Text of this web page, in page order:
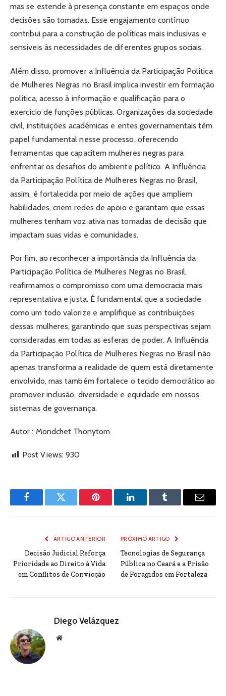
mas se estende à presença constante em espaços onde
decisões são tomadas. Esse engajamento contínuo
contribui para a construção de políticas mais inclusivas e
sensíveis às necessidades de diferentes grupos sociais.
Além disso, promover a Influência da Participação Política
de Mulheres Negras no Brasil implica investir em formação
política, acesso à informação e qualificação para o
exercício de funções públicas. Organizações da sociedade
civil, instituições acadêmicas e entes governamentais têm
papel fundamental nesse processo, oferecendo
ferramentas que capacitem mulheres negras para
enfrentar os desafios do ambiente político. A Influência
da Participação Política de Mulheres Negras no Brasil,
assim, é fortalecida por meio de ações que ampliem
habilidades, criem redes de apoio e garantam que essas
mulheres tenham voz ativa nas tomadas de decisão que
impactam suas vidas e comunidades.
Por fim, ao reconhecer a importância da Influência da
Participação Política de Mulheres Negras no Brasil,
reafirmamos o compromisso com uma democracia mais
representativa e justa. É fundamental que a sociedade
como um todo valorize e amplifique as contribuições
dessas mulheres, garantindo que suas perspectivas sejam
consideradas em todas as esferas de poder. A Influência
da Participação Política de Mulheres Negras no Brasil não
apenas transforma a realidade de quem está diretamente
envolvido, mas também fortalece o tecido democrático ao
promover inclusão, diversidade e equidade em nossos
sistemas de governança.
Autor : Mondchet Thonytom
Post Views: 930
FacebookTwitter Pinterest LinkedInTumblr Email
ARTIGO ANTERIOR
Decisão Judicial Reforça
Prioridade ao Direito à Vida
em Conflitos de Convicção
PRÓXIMO ARTIGO
Tecnologias de Segurança
Pública no Ceará e a Prisão
de Foragidos em Fortaleza
Diego Velázquez
Website